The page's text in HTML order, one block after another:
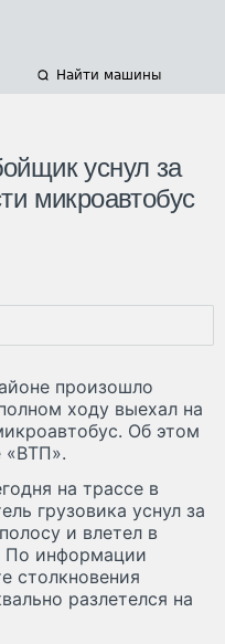
Найти машины
уснул за
микроавтобус
произошло
ходу выехал на
Об этом
«ВТП».
на трассе в
грузовика уснул за
и влетел в
По информации
столкновения
разлетелся на